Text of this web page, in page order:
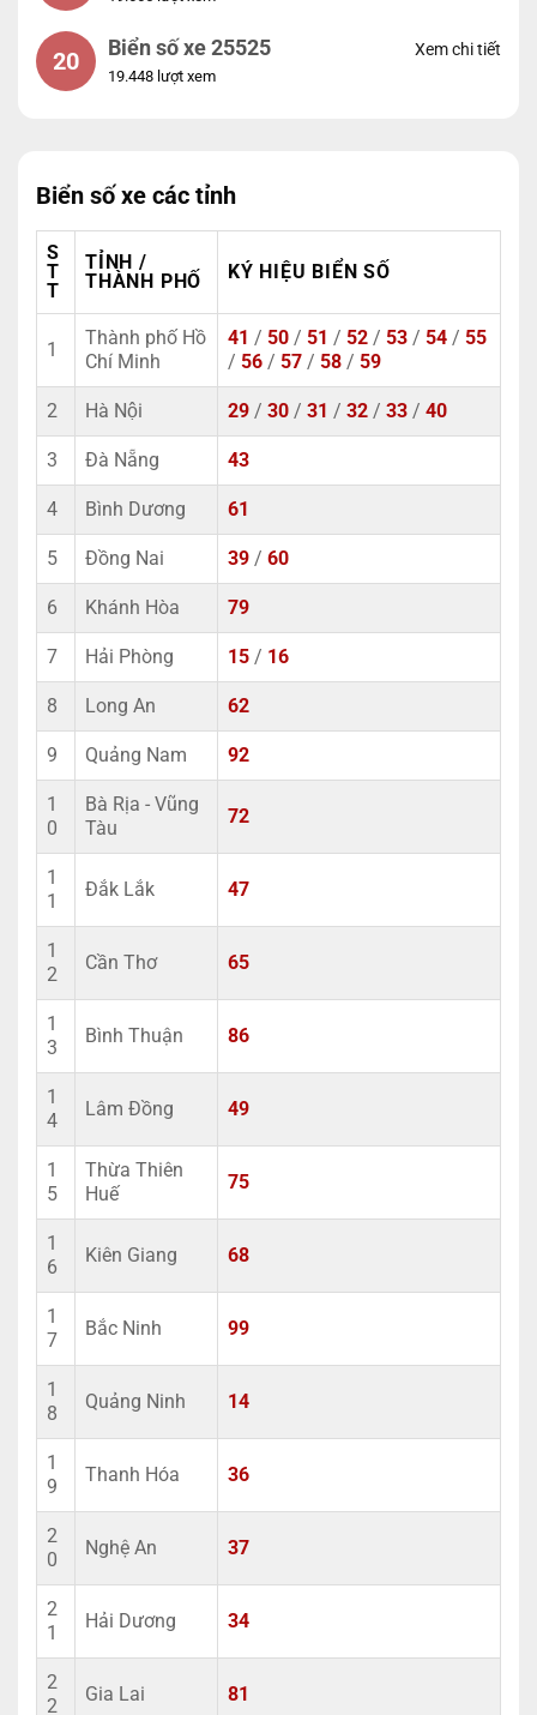
20 Biển số xe 25525
19.448 lượt xem
Xem chi tiết
Biển số xe các tỉnh
S
T
T
TỈNH /
THÀNH PHỐ
KÝ HIỆU BIỂN SỐ
1
Thành phố Hồ
Chí Minh
41 / 50 / 51 / 52 / 53 / 54 / 55
/ 56 / 57 / 58 / 59
2 Hà Nội 29 / 30 / 31 / 32 / 33 / 40
3 Đà Nẵng 43
4 Bình Dương 61
5 Đồng Nai 39 / 60
6 Khánh Hòa 79
7 Hải Phòng 15 / 16
8 Long An 62
9 Quảng Nam 92
1
0
Bà Rịa - Vũng
Tàu
72
1
1
Đắk Lắk 47
1
2
Cần Thơ 65
1
3
Bình Thuận 86
1
4
Lâm Đồng 49
1
5
Thừa Thiên
Huế
75
1
6
Kiên Giang 68
1
7
Bắc Ninh 99
1
8
Quảng Ninh 14
1
9
Thanh Hóa 36
2
0
Nghệ An 37
2
1
Hải Dương 34
2
2
Gia Lai 81